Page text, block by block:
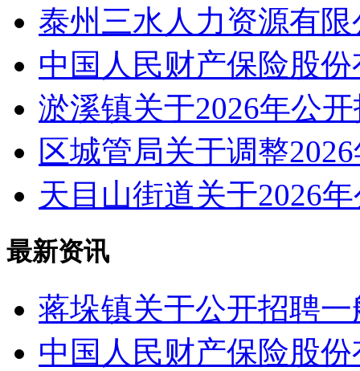
泰州三水人力资源有
中国人民财产保险股
淤溪镇关于2026年公
区城管局关于调整
天目山街道关于2026
最新资讯
蒋垛镇关于公开招聘
中国人民财产保险股